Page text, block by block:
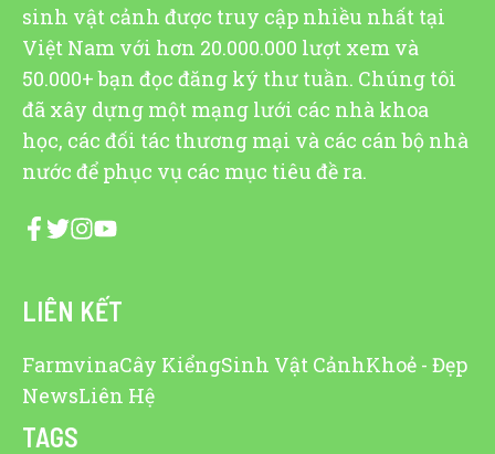
sinh vật cảnh được truy cập nhiều nhất tại
Việt Nam với hơn 20.000.000 lượt xem và
50.000+ bạn đọc đăng ký thư tuần. Chúng tôi
đã xây dựng một mạng lưới các nhà khoa
học, các đối tác thương mại và các cán bộ nhà
nước để phục vụ các mục tiêu đề ra.
LIÊN KẾT
FarmvinaCây KiểngSinh Vật CảnhKhoẻ - Đẹp
NewsLiên Hệ
TAGS